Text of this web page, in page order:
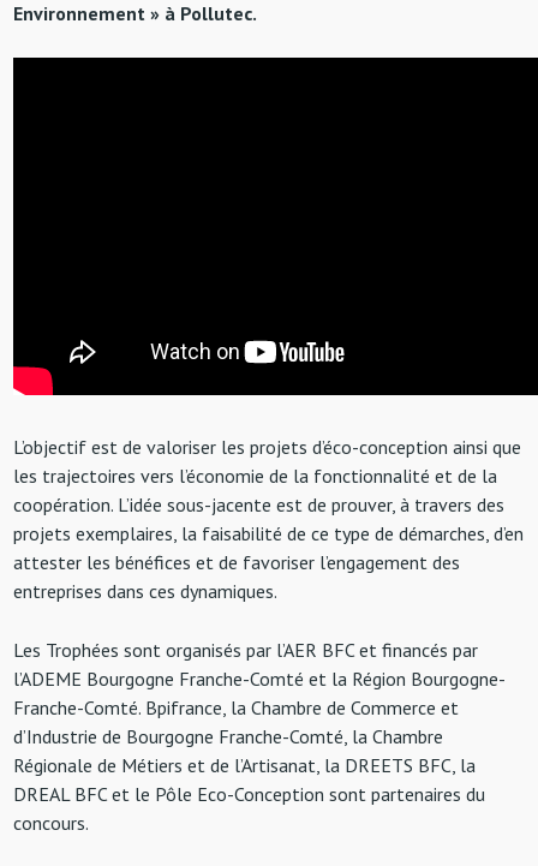
Environnement » à Pollutec.
L’objectif est de valoriser les projets d’éco-conception ainsi que
les trajectoires vers l’économie de la fonctionnalité et de la
coopération. L’idée sous-jacente est de prouver, à travers des
projets exemplaires, la faisabilité de ce type de démarches, d’en
attester les bénéfices et de favoriser l’engagement des
entreprises dans ces dynamiques.
Les Trophées sont organisés par l’AER BFC et financés par
l’ADEME Bourgogne Franche-Comté et la Région Bourgogne-
Franche-Comté. Bpifrance, la Chambre de Commerce et
d’Industrie de Bourgogne Franche-Comté, la Chambre
Régionale de Métiers et de l’Artisanat, la DREETS BFC, la
DREAL BFC et le Pôle Eco-Conception sont partenaires du
concours.